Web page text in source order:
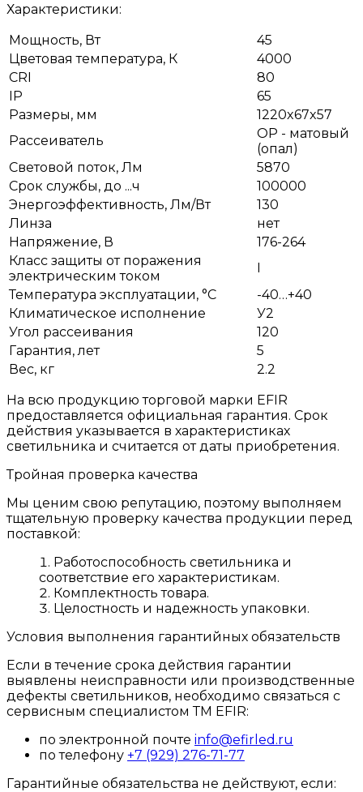
Характеристики:
Мощность, Вт
45
Цветовая температура, К
4000
CRI
80
IP
65
Размеры, мм
1220x67x57
Рассеиватель
OP - матовый
(опал)
Световой поток, Лм
5870
Срок службы, до ...ч
100000
Энергоэффективность, Лм/Вт
130
Линза
нет
Напряжение, В
176-264
Класс защиты от поражения
электрическим током
I
Температура эксплуатации, °С
-40…+40
Климатическое исполнение
У2
Угол рассеивания
120
Гарантия, лет
5
Вес, кг
2.2
На всю продукцию торговой марки EFIR
предоставляется официальная гарантия. Срок
действия указывается в характеристиках
светильника и считается от даты приобретения.
Тройная проверка качества
Мы ценим свою репутацию, поэтому выполняем
тщательную проверку качества продукции перед
поставкой:
Работоспособность светильника и
соответствие его характеристикам.
Комплектность товара.
Целостность и надежность упаковки.
Условия выполнения гарантийных обязательств
Если в течение срока действия гарантии
выявлены неисправности или производственные
дефекты светильников, необходимо связаться с
сервисным специалистом ТМ EFIR:
по электронной почте info@efirled.ru
по телефону +7 (929) 276-71-77
Гарантийные обязательства не действуют, если: